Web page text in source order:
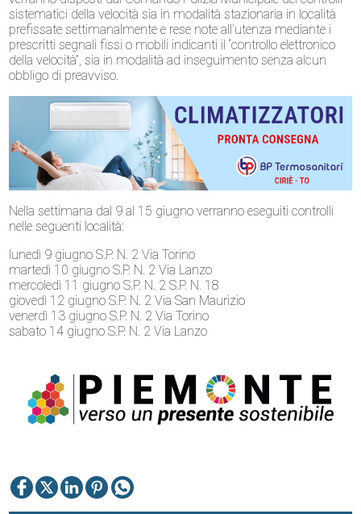
sistematici della velocità sia in modalità stazionaria in località
prefissate settimanalmente e rese note all’utenza mediante i
prescritti segnali fissi o mobili indicanti il “controllo elettronico
della velocità”, sia in modalità ad inseguimento senza alcun
obbligo di preavviso.
Nella settimana dal 9 al 15 giugno verranno eseguiti controlli
nelle seguenti località:
lunedì 9 giugno S.P. N. 2 Via Torino
martedì 10 giugno S.P. N. 2 Via Lanzo
mercoledì 11 giugno S.P. N. 2 S.P. N. 18
giovedì 12 giugno S.P. N. 2 Via San Maurizio
venerdì 13 giugno S.P. N. 2 Via Torino
sabato 14 giugno S.P. N. 2 Via Lanzo